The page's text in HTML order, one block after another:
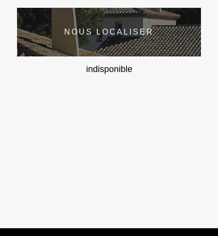
NOUS LOCALISER
indisponible